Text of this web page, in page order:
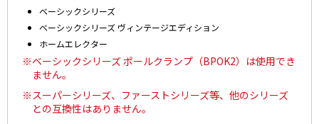
ベーシックシリーズ
ベーシックシリーズ ヴィンテージエディション
ホームエレクター
※ベーシックシリーズ ポールクランプ（BPOK2）は使用でき
ません。
※スーパーシリーズ、ファーストシリーズ等、他のシリーズ
との互換性はありません。